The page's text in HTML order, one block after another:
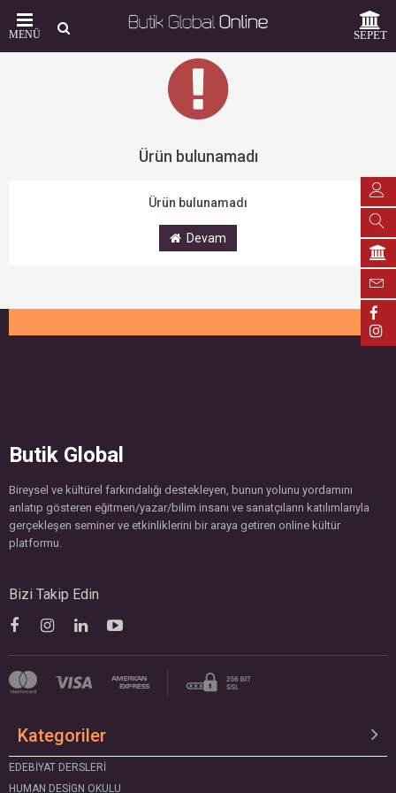
MENÜ SEPET
Ürün bulunamadı
Ürün bulunamadı
Devam
Butik Global
Bireysel ve kültürel farkındalığı destekleyen, bunun yolunu yordamını
anlatıp gösteren eğitmen/yazar/bilim insanı ve sanatçıların katılımlarıyla
gerçekleşen seminer ve etkinliklerini bir araya getiren online kültür
platformu.
Bizi Takip Edin
Kategoriler
EDEBIYAT DERSLERI
HUMAN DESIGN OKULU